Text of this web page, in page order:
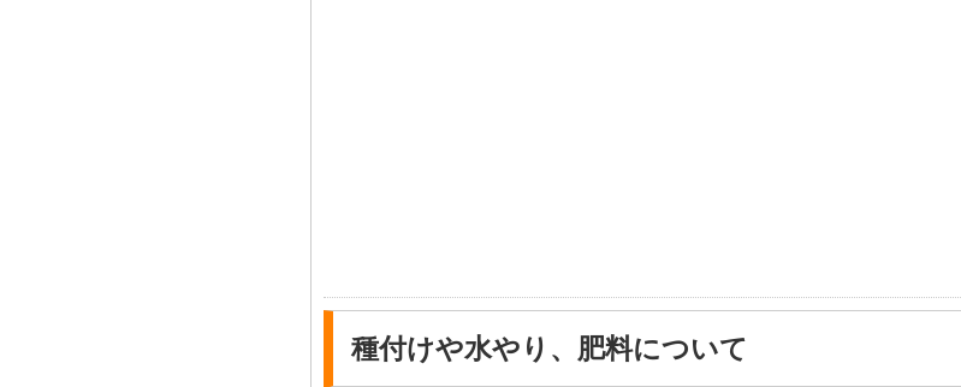
種付けや水やり、肥料について